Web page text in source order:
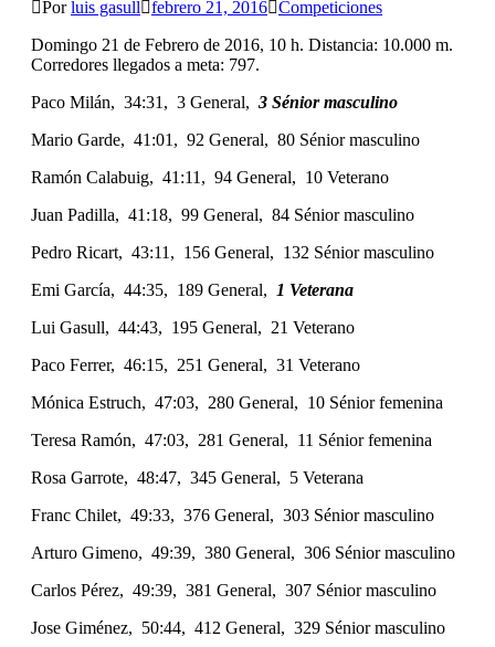
Porluis gasull febrero 21, 2016 Competiciones
Domingo 21 de Febrero de 2016, 10 h. Distancia: 10.000 m.
Corredores llegados a meta: 797.
Paco Milán, 34:31, 3 General, 3 Sénior masculino
Mario Garde, 41:01, 92 General, 80 Sénior masculino
Ramón Calabuig, 41:11, 94 General, 10 Veterano
Juan Padilla, 41:18, 99 General, 84 Sénior masculino
Pedro Ricart, 43:11, 156 General, 132 Sénior masculino
Emi García, 44:35, 189 General,
1 Veterana
Lui Gasull, 44:43, 195 General, 21 Veterano
Paco Ferrer, 46:15, 251 General, 31 Veterano
Mónica Estruch, 47:03, 280 General, 10 Sénior femenina
Teresa Ramón, 47:03, 281 General, 11 Sénior femenina
Rosa Garrote, 48:47, 345 General, 5 Veterana
Franc Chilet, 49:33, 376 General, 303 Sénior masculino
Arturo Gimeno, 49:39, 380 General, 306 Sénior masculino
Carlos Pérez, 49:39, 381 General, 307 Sénior masculino
Jose Giménez, 50:44, 412 General, 329 Sénior masculino